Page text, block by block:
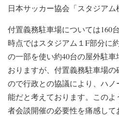
日本サッカー協会「スタジアム
付置義務駐車場については160
時点ではスタジアム１F部分に
の一部を使い約40台の屋外駐
おりますが、付置義務駐車場
ので行政との協議により、ハ
能だと考えております。この
者会談開催の必要性を痛感して